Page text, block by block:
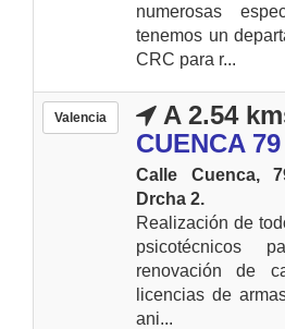
numerosas
tenemos un
CRC para r...
Valencia A 2.54
CUENCA 79
Calle Cuenca,
Drcha 2.
Realización de
psicotécnicos
renovación de
licencias de
ani...